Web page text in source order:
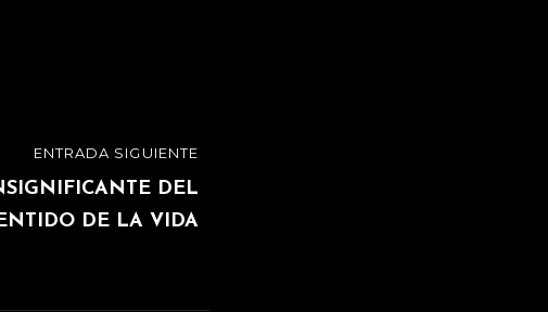
ENTRADA SIGUIENTE
DEL
DE LA VIDA